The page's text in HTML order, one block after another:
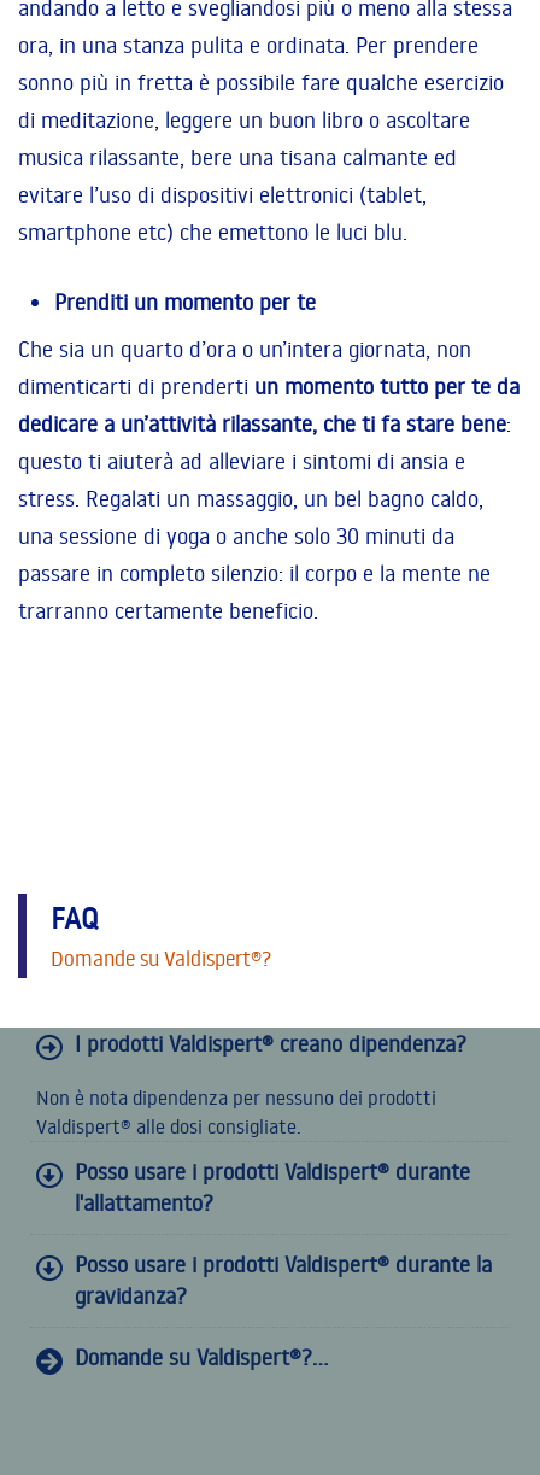
andando a letto e svegliandosi più o meno alla stessa
ora, in una stanza pulita e ordinata. Per prendere
sonno più in fretta è possibile fare qualche esercizio
di meditazione, leggere un buon libro o ascoltare
musica rilassante, bere una tisana calmante ed
evitare l’uso di dispositivi elettronici (tablet,
smartphone etc) che emettono le luci blu.
Prenditi un momento per te
Che sia un quarto d’ora o un’intera giornata, non
dimenticarti di prenderti un momento tutto per te da
dedicare a un’attività rilassante, che ti fa stare bene:
questo ti aiuterà ad alleviare i sintomi di ansia e
stress. Regalati un massaggio, un bel bagno caldo,
una sessione di yoga o anche solo 30 minuti da
passare in completo silenzio: il corpo e la mente ne
trarranno certamente beneficio.
FAQ
Domande su Valdispert®?
I prodotti Valdispert® creano dipendenza?
Non è nota dipendenza per nessuno dei prodotti
Valdispert® alle dosi consigliate.
Posso usare i prodotti Valdispert® durante
l'allattamento?
Posso usare i prodotti Valdispert® durante la
gravidanza?
Domande su Valdispert®?...